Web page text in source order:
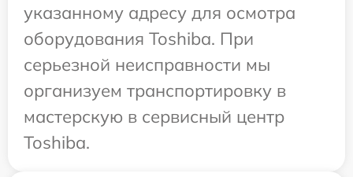
указанному адресу для осмотра
оборудования Toshiba. При
серьезной неисправности мы
организуем транспортировку в
мастерскую в сервисный центр
Toshiba.